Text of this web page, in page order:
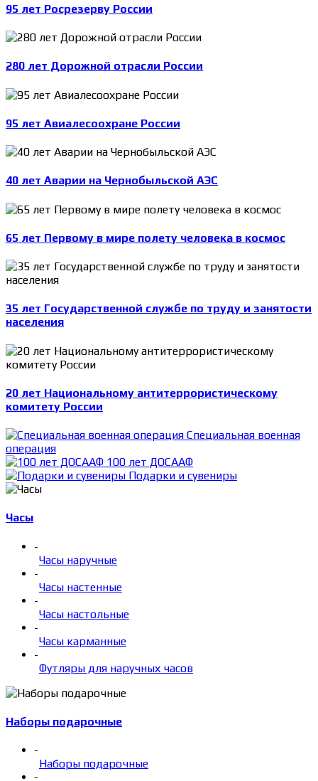
95 лет Росрезерву России
280 лет Дорожной отрасли России
95 лет Авиалесоохране России
40 лет Аварии на Чернобыльской АЭС
65 лет Первому в мире полету человека в космос
35 лет Государственной службе по труду и занятости
населения
20 лет Национальному антитеррористическому
комитету России
Специальная военная
операция
100 лет ДОСААФ
Подарки и сувениры
Часы
-
Часы наручные
-
Часы настенные
-
Часы настольные
-
Часы карманные
-
Футляры для наручных часов
Наборы подарочные
-
Наборы подарочные
-